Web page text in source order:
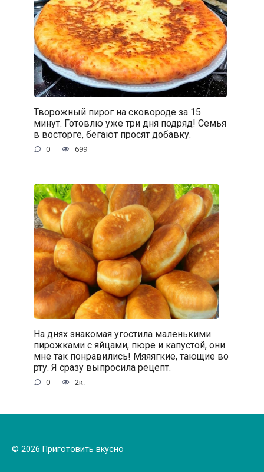
Творожный пирог на сковороде за 15
минут. Готовлю уже три дня подряд! Семья
в восторге, бегают просят добавку.
0 699
На днях знакомая угостила маленькими
пирожками с яйцами, пюре и капустой, они
мне так понравились! Мяяягкие, тающие во
рту. Я сразу выпросила рецепт.
0 2к.
© 2026 Приготовить вкусно